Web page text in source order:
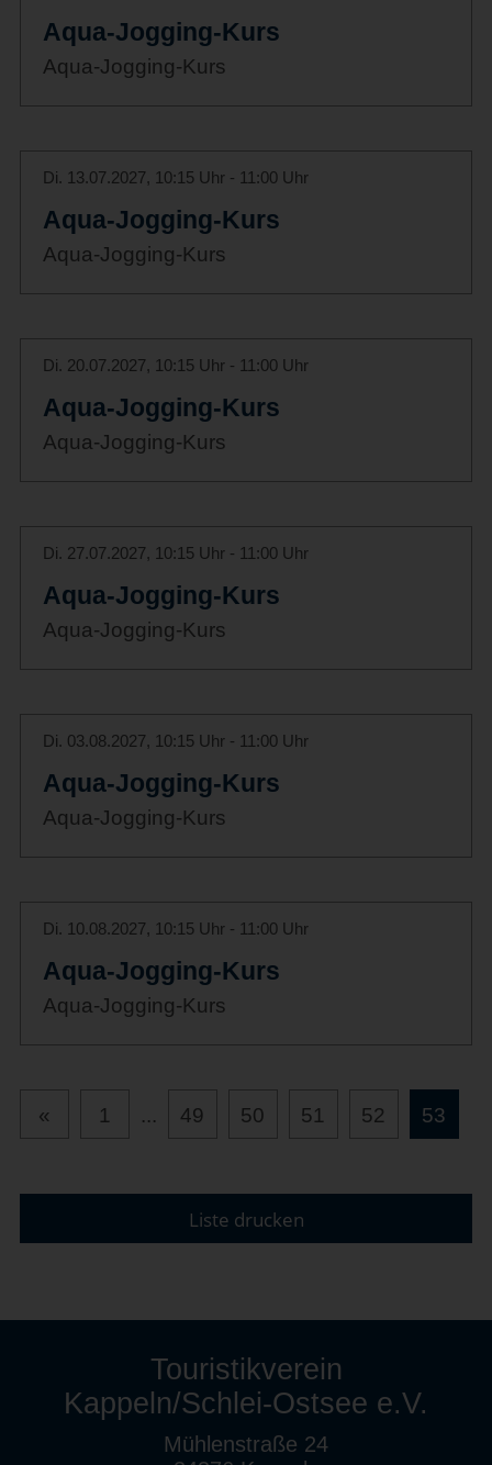
Aqua-Jogging-Kurs
Aqua-Jogging-Kurs
Di. 13.07.2027, 10:15 Uhr - 11:00 Uhr
Aqua-Jogging-Kurs
Aqua-Jogging-Kurs
Di. 20.07.2027, 10:15 Uhr - 11:00 Uhr
Aqua-Jogging-Kurs
Aqua-Jogging-Kurs
Di. 27.07.2027, 10:15 Uhr - 11:00 Uhr
Aqua-Jogging-Kurs
Aqua-Jogging-Kurs
Di. 03.08.2027, 10:15 Uhr - 11:00 Uhr
Aqua-Jogging-Kurs
Aqua-Jogging-Kurs
Di. 10.08.2027, 10:15 Uhr - 11:00 Uhr
Aqua-Jogging-Kurs
Aqua-Jogging-Kurs
« 1 ... 49 50 51 52 53
Liste drucken
Touristikverein
Kappeln/Schlei-Ostsee e.V.
Mühlenstraße 24